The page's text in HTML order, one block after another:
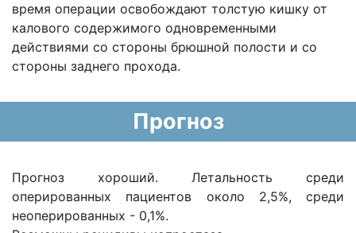
время операции освобождают толстую кишку от
калового содержимого одновременными
действиями со стороны брюшной полости и со
стороны заднего прохода.
Прогноз
Прогноз хороший. Летальность среди
оперированных пациентов около 2,5%, среди
неоперированных - 0,1%.